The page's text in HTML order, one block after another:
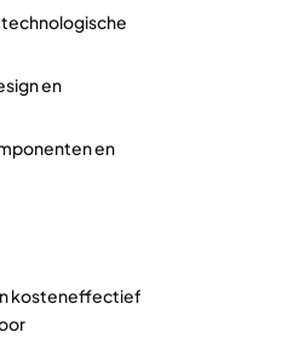
en
en
kosteneffectief